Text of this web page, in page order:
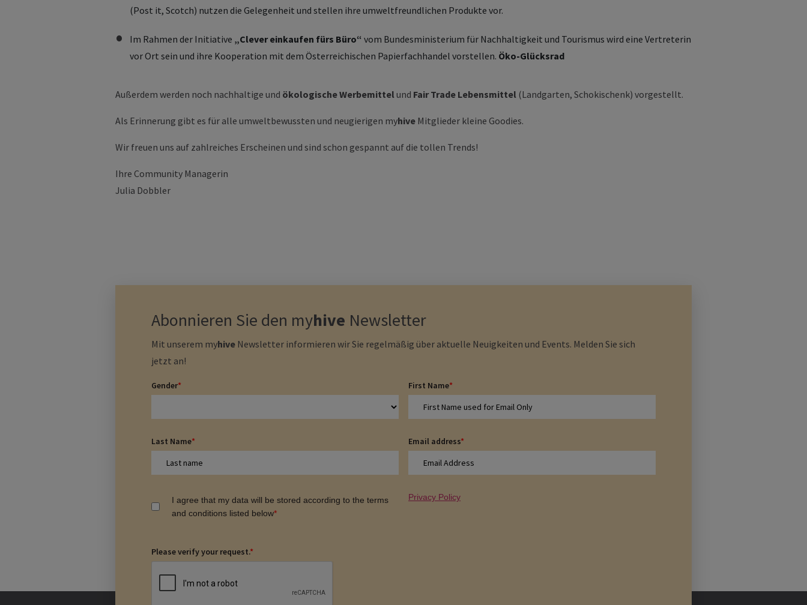
(Post it, Scotch) nutzen die Gelegenheit und stellen ihre umweltfreundlichen Produkte vor.
Im Rahmen der Initiative „Clever einkaufen fürs Büro“ vom Bundesministerium für Nachhaltigkeit und Tourismus wird eine Vertreterin
vor Ort sein und ihre Kooperation mit dem Österreichischen Papierfachhandel vorstellen. Öko-Glücksrad
Außerdem werden noch nachhaltige und ökologische Werbemittelund Fair Trade Lebensmittel (Landgarten, Schokischenk) vorgestellt.
Als Erinnerung gibt es für alle umweltbewussten und neugierigen myhive Mitglieder kleine Goodies.
Wir freuen uns auf zahlreiches Erscheinen und sind schon gespannt auf die tollen Trends!
Ihre Community Managerin
Julia Dobbler
Abonnieren Sie den myhive Newsletter
Mit unserem myhive Newsletter informieren wir Sie regelmäßig über aktuelle Neuigkeiten und Events. Melden Sie sich
jetzt an!
Gender* First Name*
Last Name* Email address*
I agree that my data will be stored according to the terms
and conditions listed below*
Privacy Policy
Please verify your request.*